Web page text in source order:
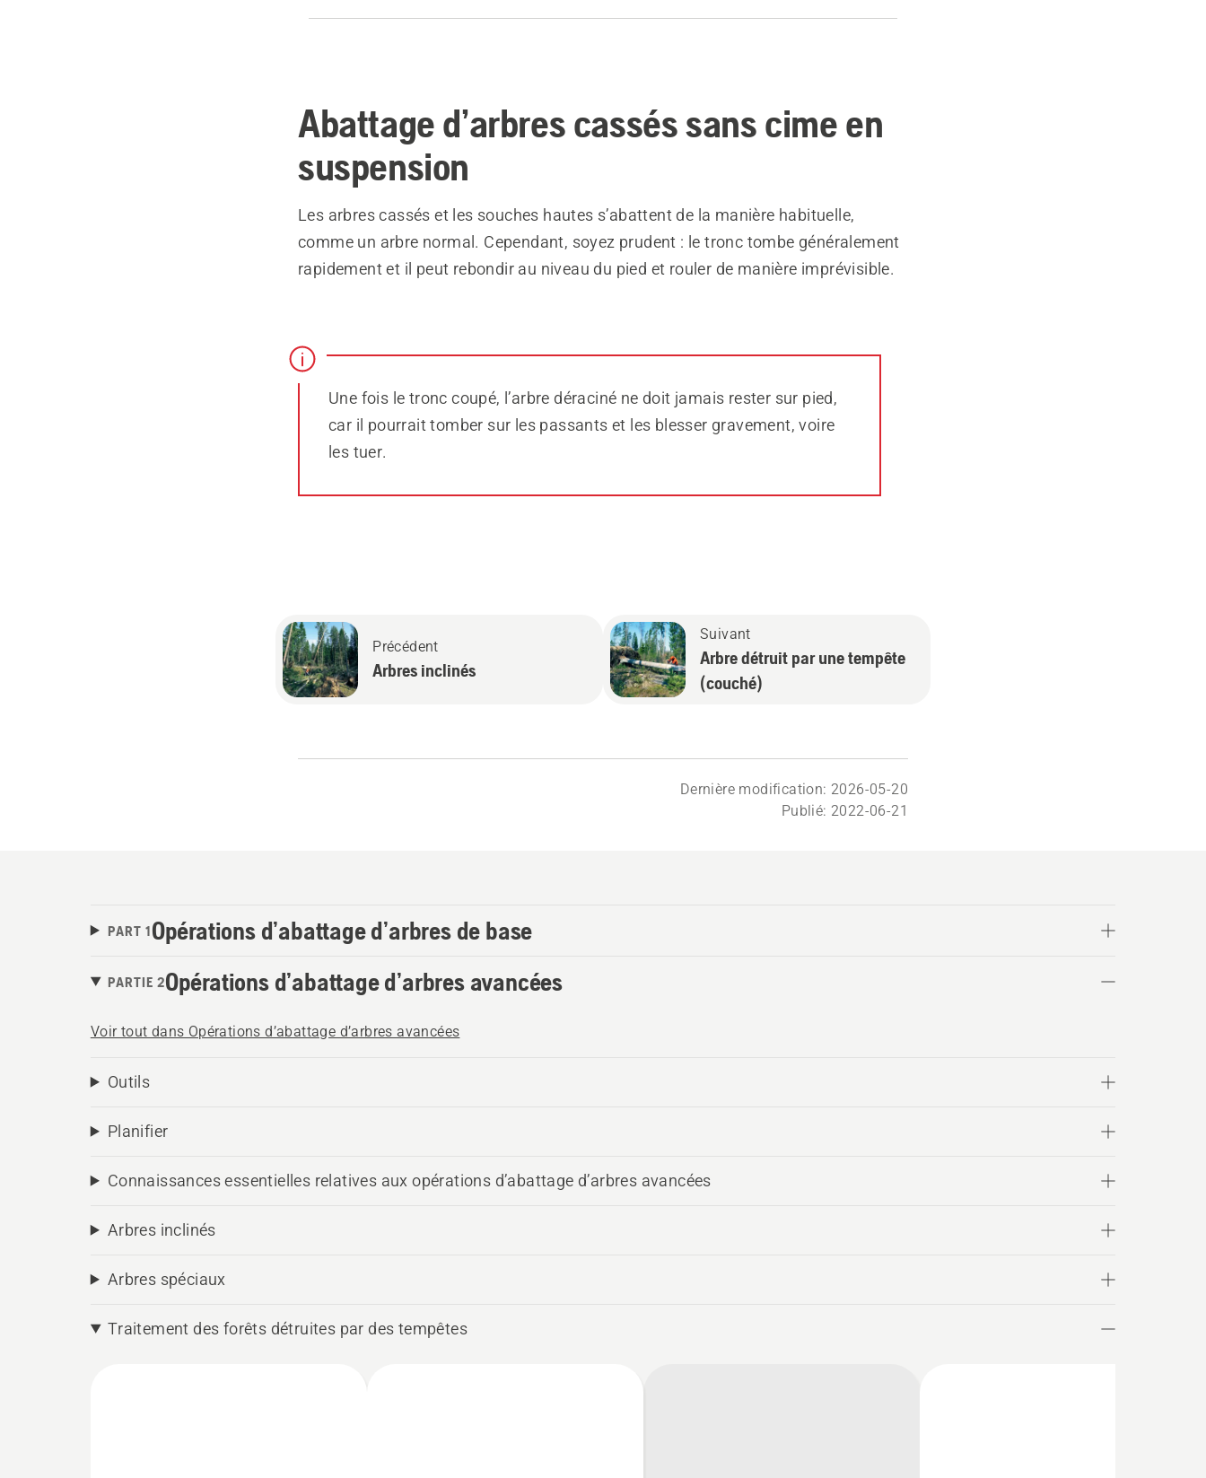
Abattage d’arbres cassés sans cime en
suspension
Les arbres cassés et les souches hautes s’abattent de la manière habituelle,
comme un arbre normal. Cependant, soyez prudent : le tronc tombe généralement
rapidement et il peut rebondir au niveau du pied et rouler de manière imprévisible.
Une fois le tronc coupé, l’arbre déraciné ne doit jamais rester sur pied,
car il pourrait tomber sur les passants et les blesser gravement, voire
les tuer.
Précédent
Arbres inclinés
Suivant
Arbre détruit par une tempête
(couché)
Dernière modification: 2026-05-20
Publié: 2022-06-21
PART 1Opérations d’abattage d’arbres de base
PARTIE 2Opérations d’abattage d’arbres avancées
Voir tout dans Opérations d’abattage d’arbres avancées
Outils
Planifier
Connaissances essentielles relatives aux opérations d’abattage d’arbres avancées
Arbres inclinés
Arbres spéciaux
Traitement des forêts détruites par des tempêtes